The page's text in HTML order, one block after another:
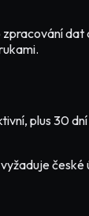
plus 30